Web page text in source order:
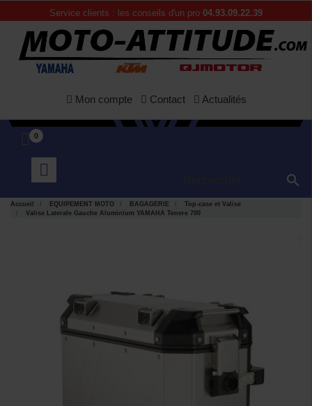
Service clients : les conseils d'un pro 04.93.09.22.39
Mon compte Contact Actualités
0

Accueil EQUIPEMENT MOTO BAGAGERIE
Top-case et Valise
Valise Laterale Gauche Aluminium YAMAHA Tenere 700